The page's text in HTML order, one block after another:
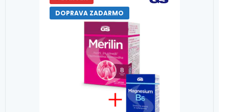
DOPRAVA ZADARMO